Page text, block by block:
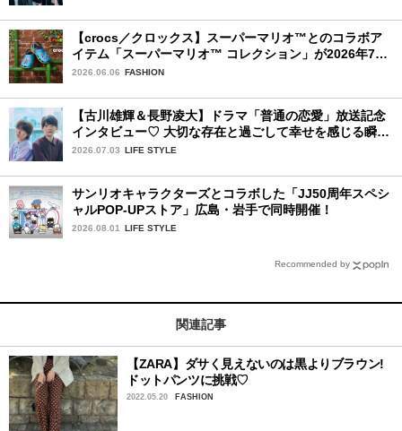
【crocs／クロックス】スーパーマリオ™とのコラボア
イテム「スーパーマリオ™ コレクション」が2026年7月
16日より発売開始！
2026.06.06 FASHION
【古川雄輝＆長野凌大】ドラマ「普通の恋愛」放送記念
インタビュー♡ 大切な存在と過ごして幸せを感じる瞬間
は？
2026.07.03 LIFE STYLE
サンリオキャラクターズとコラボした「JJ50周年スペシ
ャルPOP-UPストア」広島・岩手で同時開催！
2026.08.01 LIFE STYLE
Recommended by
関連記事
【ZARA】ダサく見えないのは黒よりブラウン!
ドットパンツに挑戦♡
2022.05.20 FASHION